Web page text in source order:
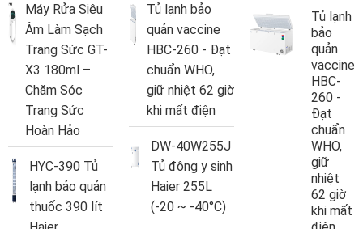
Máy Rửa Siêu
Âm Làm Sạch
Trang Sức GT-
X3 180ml –
Chăm Sóc
Trang Sức
Hoàn Hảo
HYC-390 Tủ
lạnh bảo quản
thuốc 390 lít
Tủ lạnh bảo
quản vaccine
HBC-260 - Đạt
chuẩn WHO,
giữ nhiệt 62 giờ
khi mất điện
DW-40W255J
Tủ đông y sinh
Haier 255L
(-20 ~ -40°C)
Tủ lạnh
bảo
quản
vaccine
HBC-
260 -
Đạt
chuẩn
WHO,
giữ
nhiệt
62 giờ
khi mất